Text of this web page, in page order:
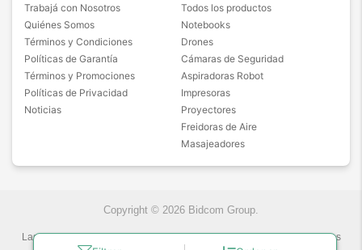
Trabajá con Nosotros
Quiénes Somos
Términos y Condiciones
Políticas de Garantía
Términos y Promociones
Políticas de Privacidad
Noticias
Todos los productos
Notebooks
Drones
Cámaras de Seguridad
Aspiradoras Robot
Impresoras
Proyectores
Freidoras de Aire
Masajeadores
Copyright © 2026 Bidcom Group.
Las fotos son a modo ilustrativo. La venta de cualquiera de los productos
publicados está sujeta a la verificación de stock.